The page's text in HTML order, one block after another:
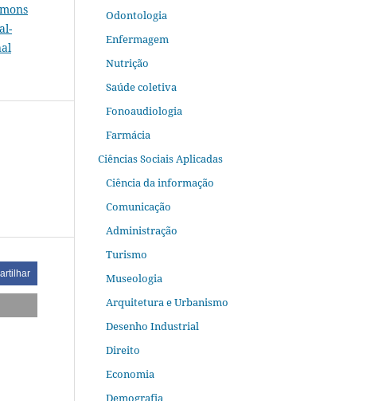
Odontologia
Enfermagem
Nutrição
Saúde coletiva
Fonoaudiologia
Farmácia
Ciências Sociais Aplicadas
Ciência da informação
Comunicação
Administração
Turismo
Museologia
Arquitetura e Urbanismo
Desenho Industrial
Direito
Economia
Demografia